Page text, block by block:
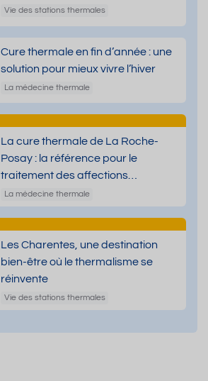
Vie des stations thermales
Cure thermale en fin d’année : une
solution pour mieux vivre l’hiver
La médecine thermale
La cure thermale de La Roche-
Posay : la référence pour le
traitement des affections
dermatologiques
La médecine thermale
Les Charentes, une destination
bien-être où le thermalisme se
réinvente
Vie des stations thermales